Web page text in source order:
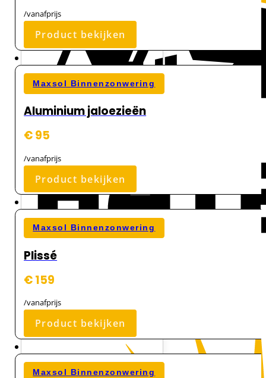
/vanafprijs
Product bekijken
Maxsol Binnenzonwering
Aluminium jaloezieën
€ 95
/vanafprijs
Product bekijken
Maxsol Binnenzonwering
Plissé
€ 159
/vanafprijs
Product bekijken
Maxsol Binnenzonwering